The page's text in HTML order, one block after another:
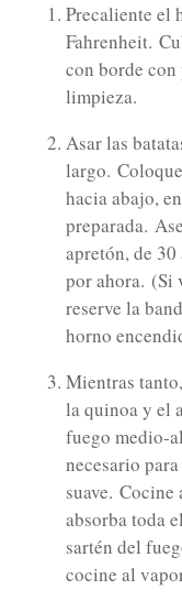
Precaliente el
Fahrenheit.
con borde
limpieza.
Asar las
largo.
hacia abajo,
preparada.
apretón, de
por ahora. (Si
reserve la
horno
Mientras
la quinoa y el
fuego medio-
necesario
suave. Cocine
absorba toda
sartén del
cocine al